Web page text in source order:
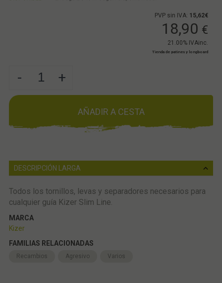
PVP sin IVA: 15,62€
18,90 €
21.00% IVAinc.
Tienda de patines y longboard
- +
AÑADIR A CESTA
DESCRIPCIÓN LARGA
Todos los tornillos, levas y separadores necesarios para
cualquier guía Kizer Slim Line.
MARCA
Kizer
FAMILIAS RELACIONADAS
Recambios Agresivo Varios